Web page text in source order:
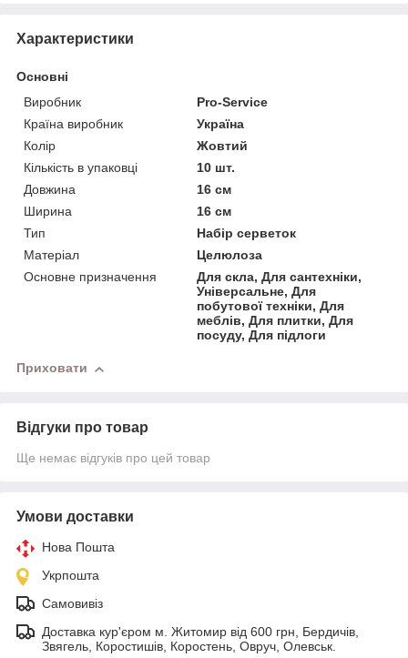
Характеристики
Основні
Виробник
Pro-Service
Країна виробник
Україна
Колір
Жовтий
Кількість в упаковці
10 шт.
Довжина
16 см
Ширина
16 см
Тип
Набір серветок
Матеріал
Целюлоза
Основне призначення
Для скла, Для сантехніки,
Універсальне, Для
побутової техніки, Для
меблів, Для плитки, Для
посуду, Для підлоги
Приховати
Відгуки про товар
Ще немає відгуків про цей товар
Умови доставки
Нова Пошта
Укрпошта
Самовивіз
Доставка кур'єром м. Житомир від 600 грн, Бердичів,
Звягель, Коростишів, Коростень, Овруч, Олевськ.